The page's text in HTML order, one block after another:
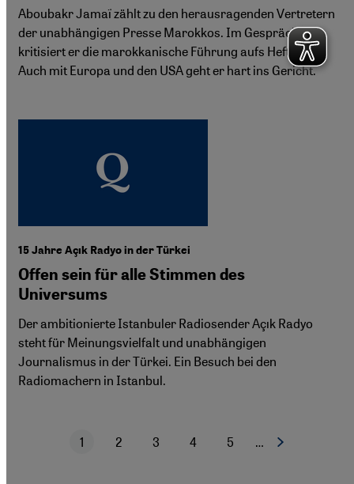
Aboubakr Jamaï zählt zu den herausragenden Vertretern
der unabhängigen Presse Marokkos. Im Gespräch
kritisiert er die marokkanische Führung aufs Heftigste.
Auch mit Europa und den USA geht er hart ins Gericht.
15 Jahre Açık Radyo in der Türkei
Offen sein für alle Stimmen des
Universums
Der ambitionierte Istanbuler Radiosender Açık Radyo
steht für Meinungsvielfalt und unabhängigen
Journalismus in der Türkei. Ein Besuch bei den
Radiomachern in Istanbul.
Aktuelle Seite
1
Seite
2
Seite
3
Seite
4
Seite
5 … Nächste Seite